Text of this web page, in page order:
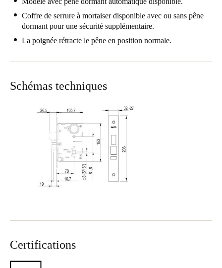
Coffre de serrure à mortaiser disponible avec ou sans pêne
dormant pour une sécurité supplémentaire.
La poignée rétracte le pêne en position normale.
Schémas techniques
Certifications